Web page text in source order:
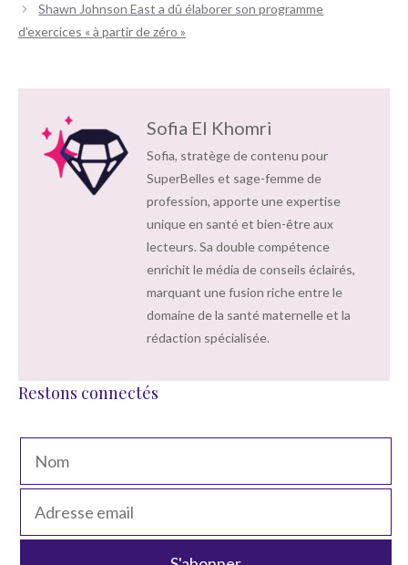
Shawn Johnson East a dû élaborer son programme
d'exercices « à partir de zéro »
Sofia El Khomri
Sofia, stratège de contenu pour
SuperBelles et sage-femme de
profession, apporte une expertise
unique en santé et bien-être aux
lecteurs. Sa double compétence
enrichit le média de conseils éclairés,
marquant une fusion riche entre le
domaine de la santé maternelle et la
rédaction spécialisée.
Restons connectés